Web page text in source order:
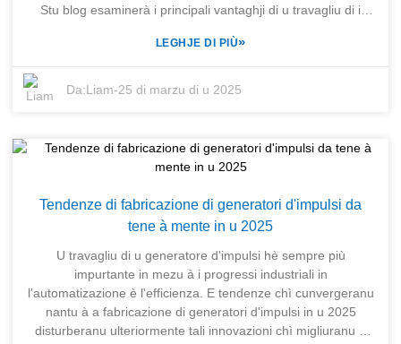
trasformatori. Mentre l'industrie manifatturiere cercanu
fabricazione, sta macchina avanzata ghjucherà un rolu
mundiale.
Stu blog esaminerà i principali vantaghji di u travagliu di i
funzionanu bè, riduce a perdita di putenza è rende i core
usemu u travagliu di i core di i trasformatori per aiutà i nostri
clienti. Facemu questu cù l'aiutu di a nostra sucietà sorella,
per risponde à i vasti bisogni di i negozii di trasformatori. Cù i
nostri forti equipaggiamenti è u nostru sapè fà, u nostru
chì i nostri clienti possinu fà i migliori trasformatori chì
rispondenu à i bisogni d'avà.
LEGHJE DI PIÙ»
Da:Liam-25 di marzu di u 2025
Tendenze di fabricazione di generatori d'impulsi da
tene à mente in u 2025
U travagliu di u generatore d'impulsi hè sempre più
impurtante in mezu à i progressi industriali in
l'automatizazione è l'efficienza. E tendenze chì cunvergeranu
nantu à a fabricazione di generatori d'impulsi in u 2025
disturberanu ulteriormente tali innovazioni chì migliuranu e